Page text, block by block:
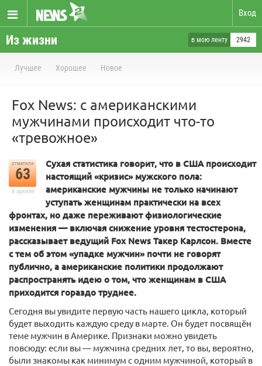
Вход
Из жизни в мою ленту 2942
Лучшее Хорошее Новое
Fox News: с американскими
мужчинами происходит что-то
«тревожное»
отметили
63
в архиве
Сухая статистика говорит, что в США происходит
настоящий «кризис» мужского пола:
американские мужчины не только начинают
уступать женщинам практически на всех
фронтах, но даже переживают физиологические
изменения — включая снижение уровня тестостерона,
рассказывает ведущий Fox News Такер Карлсон. Вместе
с тем об этом «упадке мужчин» почти не говорят
публично, а американские политики продолжают
распространять идею о том, что женщинам в США
приходится гораздо труднее.
Сегодня вы увидите первую часть нашего цикла, который
будет выходить каждую среду в марте. Он будет посвящён
теме мужчин в Америке. Признаки можно увидеть
повсюду: если вы — мужчина средних лет, то вы, вероятно,
были знакомы как минимум с одним мужчиной, который в